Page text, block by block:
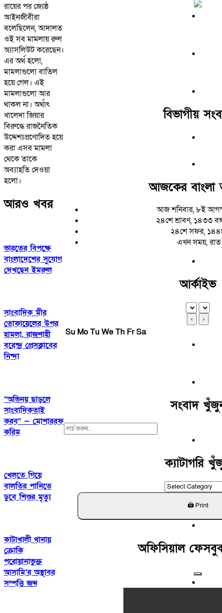
রায়ের পর জ্যেষ্ঠ
আইনজীবীরা
বলেছিলেন, আদালত
ওই সব মামলায় রুল
অ্যাসলিউট করেছেন।
এর অর্থ হলো,
মামলাগুলো বাতিল
হয়ে গেল। এই
মামলাগুলো আর
থাকল না। অর্থাৎ
খালেদা জিয়ার
বিরুদ্ধে রাজনৈতিক
উদ্দেশ্যপ্রণোদিত হয়ে
করা এসব মামলা
থেকে তাকে
অব্যাহতি দেওয়া
হলো।
আরও খবর
ভারতের বিপক্ষে
বাংলাদেশের সুযোগ
দেখছেন ইমরুল
সাংবাদিক মীর
তোফায়েলের উপর
হামলা, রাজশাহী
বরেন্দ্র প্রেসক্লাবের
নিন্দা
“অভিনয় ছাড়লে
সাংবাদিকতাই
করব” — মোশাররফ
করিম
খেলতে গিয়ে
বালতির পানিতে
ডুবে শিশুর মৃত্যু
কাটাখালী থানায়
ক্রোকি
পরোয়ানাভুক্ত
আসামি’র অস্থাবর
সম্পত্তি জব্দ
বিভাগীয়
আজকের বাংলা
আজ শনিবার, ৮ই
২৪শে শ্রাবণ, ১৪৩৩
২৪শে সফর,
এখন সময়,
আর্কাইভ
‹ ›
Su MoTu WeTh FrSa
সংবাদ
Search
ক্যাটাগরি
ক্যাটাগরি
খুঁজুন
অফিসিয়াল